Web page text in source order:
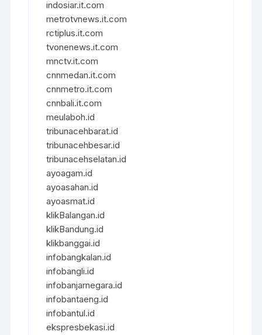
indosiar.it.com
metrotvnews.it.com
rctiplus.it.com
tvonenews.it.com
mnctv.it.com
cnnmedan.it.com
cnnmetro.it.com
cnnbali.it.com
meulaboh.id
tribunacehbarat.id
tribunacehbesar.id
tribunacehselatan.id
ayoagam.id
ayoasahan.id
ayoasmat.id
klikBalangan.id
klikBandung.id
klikbanggai.id
infobangkalan.id
infobangli.id
infobanjarnegara.id
infobantaeng.id
infobantul.id
ekspresbekasi.id